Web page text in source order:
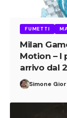
FUMETTI
Milan
Motion – I
arrivo dal
Simone